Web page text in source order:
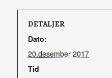
DETALJER
Dato:
20.desember 2017
Tid